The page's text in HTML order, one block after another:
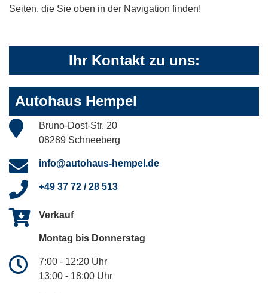
Seiten, die Sie oben in der Navigation finden!
Ihr Kontakt zu uns:
Autohaus Hempel
Bruno-Dost-Str. 20
08289 Schneeberg
info@autohaus-hempel.de
+49 37 72 / 28 513
Verkauf
Montag bis Donnerstag
7:00 - 12:20 Uhr
13:00 - 18:00 Uhr